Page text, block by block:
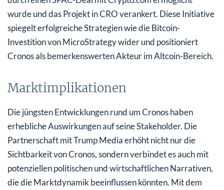
wurde und das Projekt in CRO verankert. Diese Initiative
spiegelt erfolgreiche Strategien wie die Bitcoin-
Investition von MicroStrategy wider und positioniert
Cronos als bemerkenswerten Akteur im Altcoin-Bereich.
Marktimplikationen
Die jüngsten Entwicklungen rund um Cronos haben
erhebliche Auswirkungen auf seine Stakeholder. Die
Partnerschaft mit Trump Media erhöht nicht nur die
Sichtbarkeit von Cronos, sondern verbindet es auch mit
potenziellen politischen und wirtschaftlichen Narrativen,
die die Marktdynamik beeinflussen könnten. Mit dem